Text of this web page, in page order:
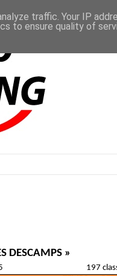
DESCAMPS »
197
traffic. Your IP
to ensure quality of